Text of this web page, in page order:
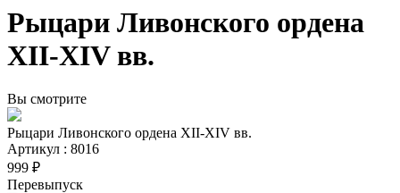
Рыцари Ливонского ордена
XII-XIV вв.
Вы смотрите
Рыцари Ливонского ордена XII-XIV вв.
Артикул : 8016
999 ₽
Перевыпуск